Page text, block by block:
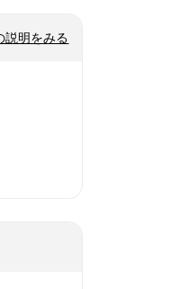
説明をみる